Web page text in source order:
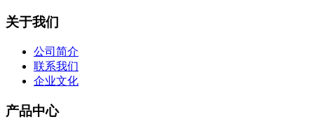
关于我们
公司简介
联系我们
企业文化
产品中心